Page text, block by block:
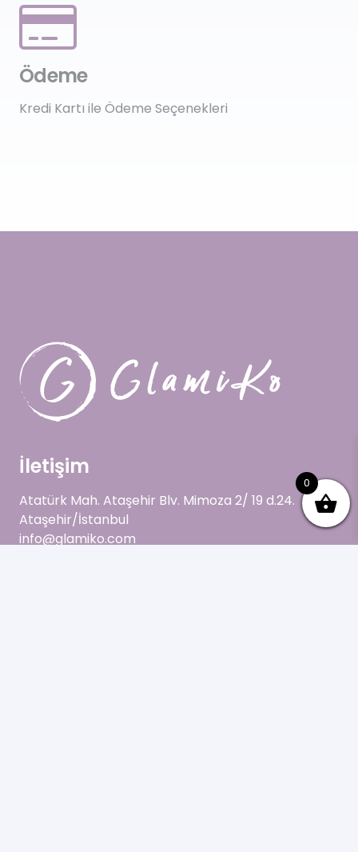
Ödeme
Kredi Kartı ile Ödeme Seçenekleri
İletişim
Atatürk Mah. Ataşehir Blv. Mimoza 2/ 19 d.24.
Ataşehir/İstanbul
info@glamiko.com
0